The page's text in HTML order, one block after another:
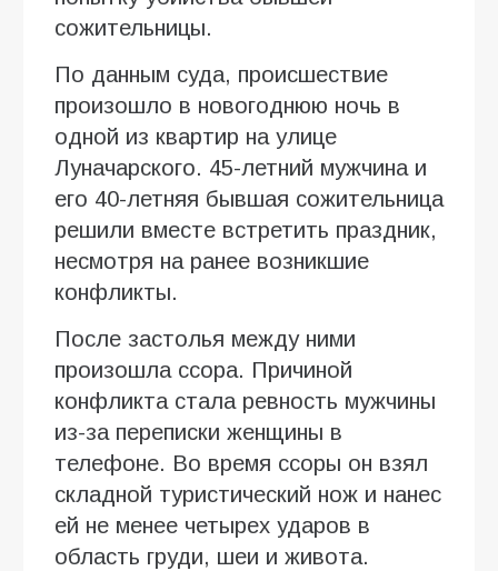
сожительницы.
По данным суда, происшествие
произошло в новогоднюю ночь в
одной из квартир на улице
Луначарского. 45-летний мужчина и
его 40-летняя бывшая сожительница
решили вместе встретить праздник,
несмотря на ранее возникшие
конфликты.
После застолья между ними
произошла ссора. Причиной
конфликта стала ревность мужчины
из-за переписки женщины в
телефоне. Во время ссоры он взял
складной туристический нож и нанес
ей не менее четырех ударов в
область груди, шеи и живота.